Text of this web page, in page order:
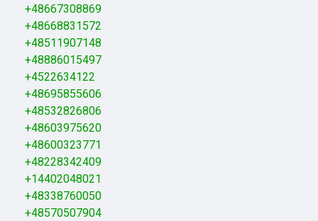
+48667308869
+48668831572
+48511907148
+48886015497
+4522634122
+48695855606
+48532826806
+48603975620
+48600323771
+48228342409
+14402048021
+48338760050
+48570507904